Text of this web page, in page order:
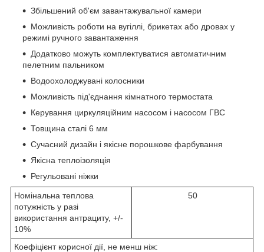
Збільшений об'єм завантажувальної камери
Можливість роботи на вугіллі, брикетах або дровах у
режимі ручного завантаження
Додатково можуть комплектуватися автоматичним
пелетним пальником
Водоохолоджувані колосники
Можливість під'єднання кімнатного термостата
Керування циркуляційним насосом і насосом ГВС
Товщина сталі 6 мм
Сучасний дизайн і якісне порошкове фарбування
Якісна теплоізоляція
Регульовані ніжки
Номінальна теплова
потужність у разі
використання антрациту, +/-
10%
50
Коефіцієнт корисної дії, не менш ніж: